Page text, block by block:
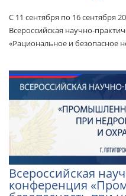
С 11 сентября по 16 сентября
Всероссийская научно-
«Рациональное и безопасное
Всероссийская
конференция